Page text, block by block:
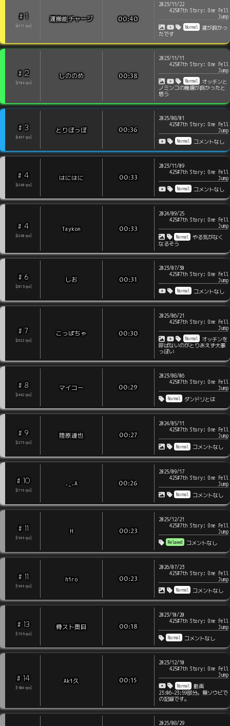
# 1
4171 rps
運搬能チャージ 00:40
2023/11/22
425#7th Story: One Fell
Jump
Normal
運が良かっ
たです
# 2
3784 rps
しののめ 00:38
2023/11/11
425#7th Story: One Fell
Jump
Normal
オッチンと
ノミンコの機嫌が良かったと
思う
# 3
3497 rps
とりぽっぽ 00:36
2025/08/01
425#7th Story: One Fell
Jump
Normal コメントなし
# 4
3248 rps
はにはに 00:33
2023/11/09
425#7th Story: One Fell
Jump
Normal コメントなし
# 4
3248 rps
Taykon 00:33
2024/09/25
425#7th Story: One Fell
Jump
Normal
やる気がなく
なるそう
# 6
2815 rps
しお 00:31
2023/07/30
425#7th Story: One Fell
Jump
Normal コメントなし
# 7
2622 rps
こっぱちゃ 00:30
2025/06/21
425#7th Story: One Fell
Jump
Normal
オッチンを
呼ばないのがとりあえず大事
っぽい
# 8
2442 rps
マイコー 00:29
2023/08/06
425#7th Story: One Fell
Jump
Normal ダンドリとは
# 9
2273 rps
陸原達也 00:27
2024/05/11
425#7th Story: One Fell
Jump
Normal コメントなし
# 10
2116 rps
._.A 00:26
2025/09/17
425#7th Story: One Fell
Jump
Normal コメントなし
# 11
1969 rps
H 00:23
2025/12/21
425#7th Story: One Fell
Jump
Relaxed コメントなし
# 11
1969 rps
hiro 00:23
2026/07/23
425#7th Story: One Fell
Jump
Normal コメントなし
# 13
1705 rps
骨スト奥目 00:18
2023/10/20
425#7th Story: One Fell
Jump
Normal コメントなし
# 14
1586 rps
Aki久 00:15
2023/12/10
425#7th Story: One Fell
Jump
Normal
動画
23:06~23:59部分。無ソウビで
の記録です。
2025/08/29